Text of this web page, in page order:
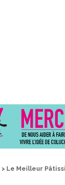
> Le Meilleur